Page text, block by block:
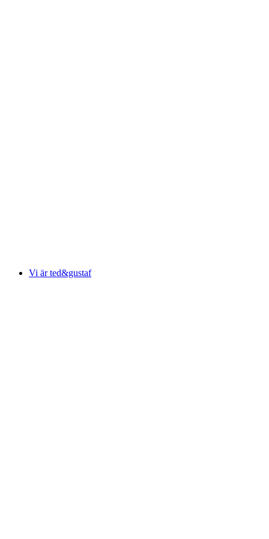
Vi är ted&gustaf